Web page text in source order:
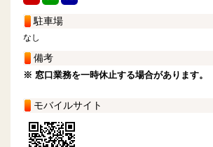
駐車場
なし
備考
※ 窓口業務を一時休止する場合があります。
モバイルサイト